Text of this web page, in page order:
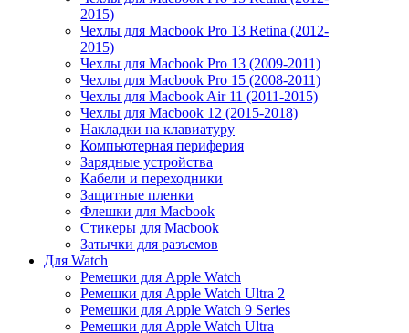
2015)
Чехлы для Macbook Pro 13 Retina (2012-
2015)
Чехлы для Macbook Pro 13 (2009-2011)
Чехлы для Macbook Pro 15 (2008-2011)
Чехлы для Macbook Air 11 (2011-2015)
Чехлы для Macbook 12 (2015-2018)
Накладки на клавиатуру
Компьютерная периферия
Зарядные устройства
Кабели и переходники
Защитные пленки
Флешки для Macbook
Стикеры для Macbook
Затычки для разъемов
Для Watch
Ремешки для Apple Watch
Ремешки для Apple Watch Ultra 2
Ремешки для Apple Watch 9 Series
Ремешки для Apple Watch Ultra